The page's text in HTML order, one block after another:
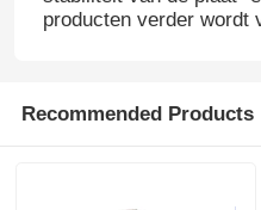
producten verder wordt
Recommended Products